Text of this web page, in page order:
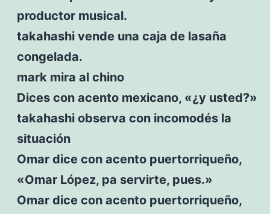
productor musical.
takahashi vende una caja de lasaña
congelada.
mark mira al chino
Dices con acento mexicano, «¿y usted?»
takahashi observa con incomodés la
situación
Omar dice con acento puertorriqueño,
«Omar López, pa servirte, pues.»
Omar dice con acento puertorriqueño,